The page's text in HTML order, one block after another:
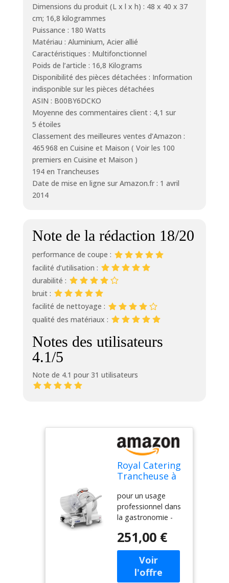
Dimensions du produit (L x l x h) : 48 x 40 x 37
cm; 16,8 kilogrammes
Puissance : 180 Watts
Matériau : Aluminium, Acier allié
Caractéristiques : Multifonctionnel
Poids de l’article : 16,8 Kilograms
Disponibilité des pièces détachées : Information
indisponible sur les pièces détachées
ASIN : B00BY6DCKO
Moyenne des commentaires client : 4,1 sur
5 étoiles
Classement des meilleures ventes d’Amazon :
465 968 en Cuisine et Maison ( Voir les 100
premiers en Cuisine et Maison )
194 en Trancheuses
Date de mise en ligne sur Amazon.fr : 1 avril
2014
Note de la rédaction 18/20
performance de coupe :
facilité d’utilisation :
durabilité :
bruit :
facilité de nettoyage :
qualité des matériaux :
Notes des utilisateurs
4.1/5
Note de 4.1 pour 31 utilisateurs
Royal Catering
Trancheuse à
250EXPERT
(40x48x37cm,
180W,
épaisseur de
coupe 0-12
mm, diamètre
des lames Ø
250 mm,
pour un usage
professionnel dans
la gastronomie -
Voltage 230 V -
Puissance de 180
W Lame en acier
spécial - Ø 25 cm
251,00 €